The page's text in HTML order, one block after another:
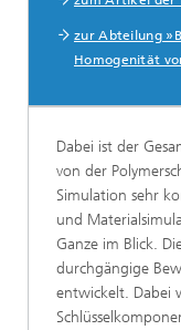
zur Abteilung
Homogenität
Dabei ist der
von der
Simulation sehr
und
Ganze im Blick.
durchgängige
entwickelt. Dabei